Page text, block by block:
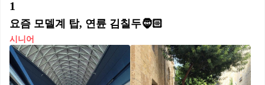
1
요즘 모델계 탑, 연륜 김칠두🧔🏻
시니어